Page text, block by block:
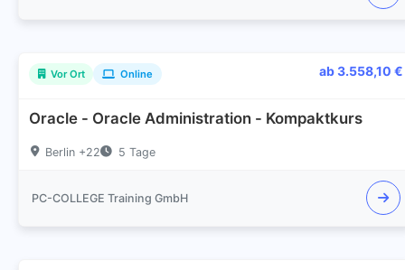
Vor Ort Online ab 3.558,10 €
Oracle - Oracle Administration - Kompaktkurs
Berlin +22 5 Tage
PC-COLLEGE Training GmbH